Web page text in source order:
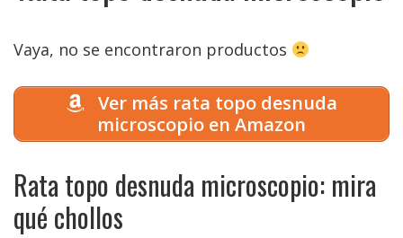
Vaya, no se encontraron productos
Ver más rata topo desnuda
microscopio en Amazon
Rata topo desnuda microscopio: mira
qué chollos